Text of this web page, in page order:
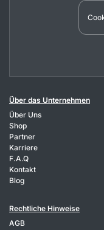
Über das Unternehmen
Über Uns
Shop
Partner
Karriere
F.A.Q
Kontakt
Blog
Rechtliche Hinweise
AGB